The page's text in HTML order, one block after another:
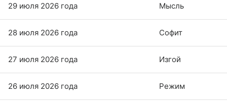
29 июля 2026 года Мысль
28 июля 2026 года Софит
27 июля 2026 года Изгой
26 июля 2026 года Режим